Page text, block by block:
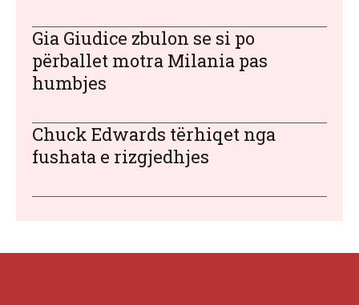
Gia Giudice zbulon se si po
përballet motra Milania pas
humbjes
Chuck Edwards tërhiqet nga
fushata e rizgjedhjes